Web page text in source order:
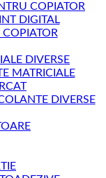
COPIATOR
DIGITAL
COPIATOR
DIVERSE
MATRICIALE
DIVERSE